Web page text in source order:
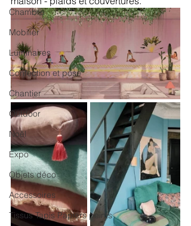
Chambre
Mobilier
Luminaires
Confection et pose
Chantier
Outdoor
Noël
Expo
Objets déco
Accessoires
Tissus Tapis Papiers peints